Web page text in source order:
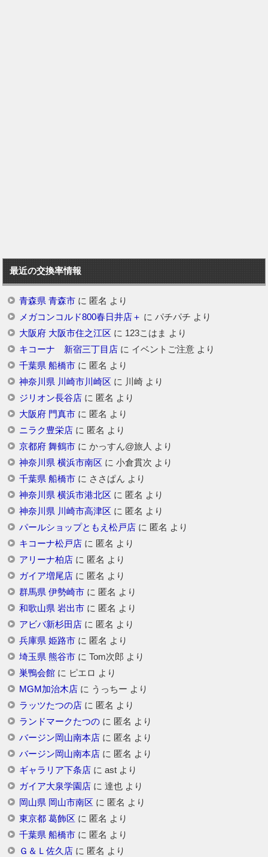
最近の交換率情報
青森県 青森市に 匿名 より
メガコンコルド800春日井店＋ に パチパチ より
大阪府 大阪市住之江区 に 123こはま より
キコーナ 新宿三丁目店に イベントご注意より
千葉県 船橋市に 匿名 より
神奈川県 川崎市川崎区 に 川崎より
ジリオン長谷店に 匿名 より
大阪府 門真市に 匿名 より
ニラク豊栄店に 匿名 より
京都府 舞鶴市に かっすん@旅人 より
神奈川県 横浜市南区 に 小倉貫次 より
千葉県 船橋市に ささぱん より
神奈川県 横浜市港北区 に 匿名 より
神奈川県 川崎市高津区 に 匿名 より
パールショップともえ松戸店に 匿名 より
キコーナ松戸店に 匿名 より
アリーナ柏店に 匿名 より
ガイア増尾店に 匿名 より
群馬県 伊勢崎市に 匿名 より
和歌山県 岩出市に 匿名 より
アビバ新杉田店に 匿名 より
兵庫県 姫路市に 匿名 より
埼玉県 熊谷市に Tom次郎 より
巣鴨会館に ピエロ より
MGM加治木店に うっちー より
ラッツたつの店に 匿名 より
ランドマークたつのに 匿名 より
バージン岡山南本店に 匿名 より
バージン岡山南本店に 匿名 より
ギャラリア下条店に astより
ガイア大泉学園店に 達也より
岡山県 岡山市南区 に 匿名 より
東京都 葛飾区 に 匿名 より
千葉県 船橋市に 匿名 より
Ｇ＆Ｌ佐久店に 匿名 より